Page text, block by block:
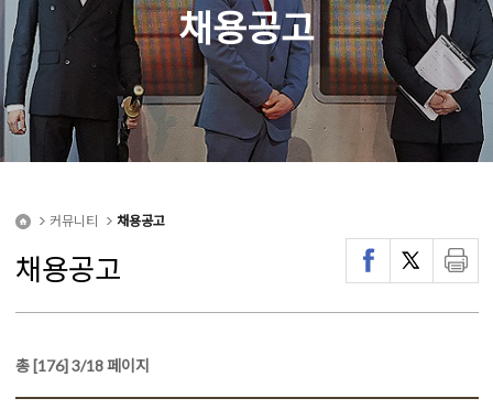
채용공고
커뮤니티 채용공고
채용공고
총 [176] 3/18 페이지